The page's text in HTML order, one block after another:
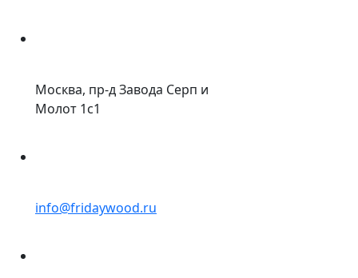
Москва, пр-д Завода Серп и
Молот 1с1
info@fridaywood.ru